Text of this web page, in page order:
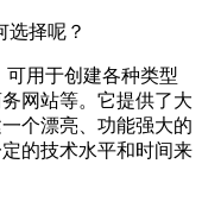
选择呢？
可用于创建各种类型
网站等。它提供了大
个漂亮、功能强大的
的技术水平和时间来